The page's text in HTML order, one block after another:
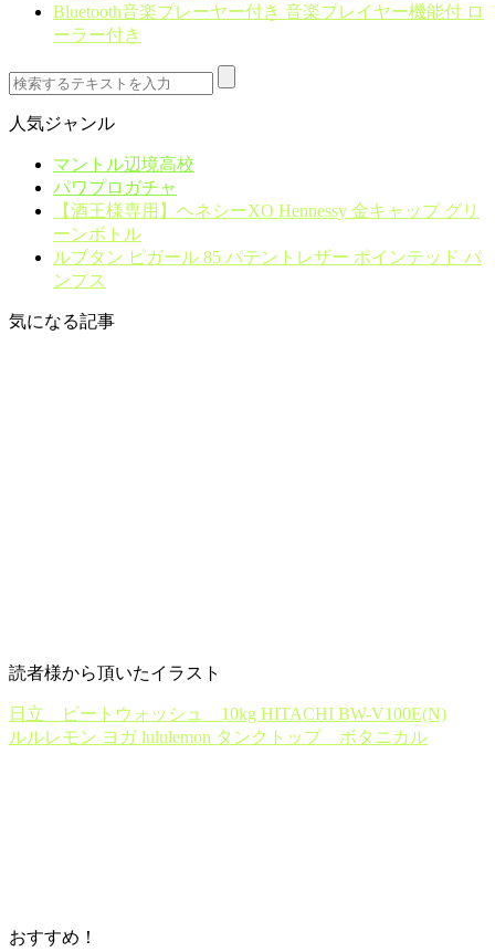
Bluetooth音楽プレーヤー付き 音楽プレイヤー機能付 ロ
ーラー付き
人気ジャンル
マントル辺境高校
パワプロガチャ
【酒王様専用】ヘネシーXO Hennessy 金キャップ グリ
ーンボトル
ルブタン ピガール 85 パテントレザー ポインテッド パ
ンプス
気になる記事
読者様から頂いたイラスト
日立 ビートウォッシュ 10kg HITACHI BW-V100E(N)
ルルレモン ヨガ lululemon タンクトップ ボタニカル
おすすめ！